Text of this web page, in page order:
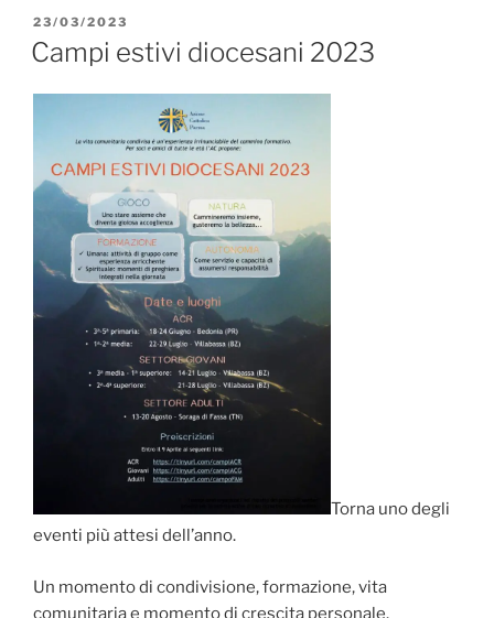
PUBBLICATO
IL
23/03/2023
Campi estivi diocesani 2023
Torna uno degli
eventi più attesi dell’anno.
Un momento di condivisione, formazione, vita
comunitaria e momento di crescita personale.